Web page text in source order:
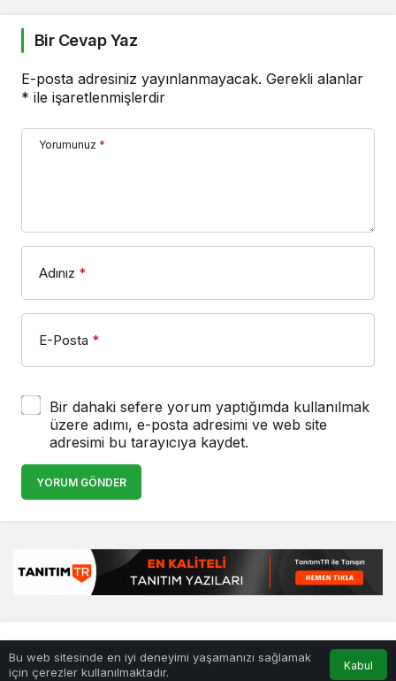
Bir Cevap Yaz
E-posta adresiniz yayınlanmayacak. Gerekli alanlar
* ile işaretlenmişlerdir
Yorumunuz *
Adınız *
E-Posta *
Bir dahaki sefere yorum yaptığımda kullanılmak
üzere adımı, e-posta adresimi ve web site
adresimi bu tarayıcıya kaydet.
YORUM GÖNDER
Bu web sitesinde en iyi deneyimi yaşamanızı sağlamak
için çerezler kullanılmaktadır.
Kabul
en iyiler
listesi, bihaber, sağlıklı